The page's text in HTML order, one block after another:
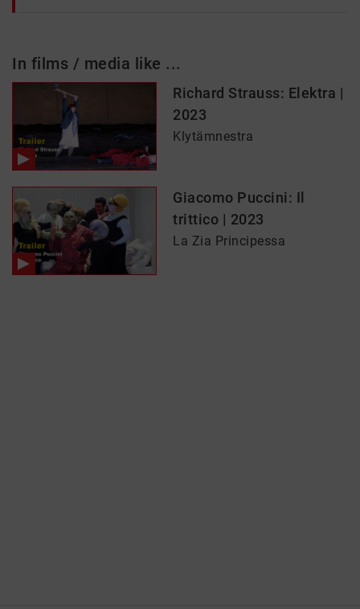
In films / media like ...
Richard Strauss: Elektra |
2023
Klytämnestra
Giacomo Puccini: Il
trittico | 2023
La Zia Principessa